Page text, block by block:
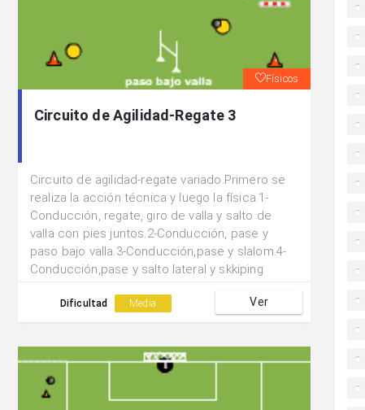
Físicos
Circuito de Agilidad-Regate 3
Circuito de agilidad-regate variado.Primero se
realiza la acción técnica y luego la física.1-
Conducción, regate, giro de valla y salto de
valla con pies juntos.2-Conducción, pase y
paso bajo valla.3-Conducción,pase y slalom.4-
Conducción,pase y salto lateral y skkiping
Dificultad Media Ver